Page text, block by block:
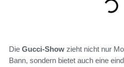
Die Gucci-Show zieht nicht nur
Bann, sondern bietet auch eine